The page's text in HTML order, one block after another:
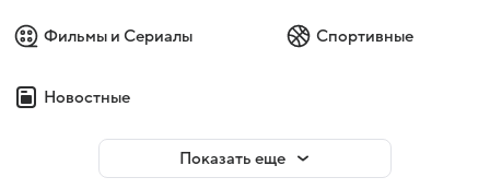
Фильмы и Сериалы Спортивные
Новостные
Показать еще